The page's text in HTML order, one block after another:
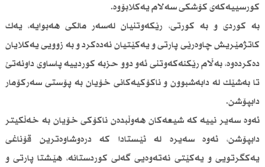
كورسییەكەی كۆشكی سەلام یەكلابۆوە.
بە كوردی و بە كورتی، رێكەوتنیان لەسەر مالكی هەبوایە، یەك
كاتژمێریش چاوەرێی پارتی و یەكێتیان نەدەكرد و بە زوویی یەكلایان
دەكردەوە، بەڵام رێكنەكەوتنی ئەو دوو حزبە كوردییە پاساوی داونەتێ
تا بەشێك لە دابەشبوون و ناكۆكیەكانی خۆیان بە پۆستی سەركۆمار
دابپۆشن.
ئەوە سەیر نییە كە شیعەكان هەوڵبدەن ناكۆكی خۆیان بە خەڵكیتر
دابپۆشن، ئەوە سەیرە لە ئێستادا كە درەوشاوەترین قۆناغی
یەكگرتویی و یەكێتی نەتەوەیی گەلی كوردستانە، هێشتا پارتی و